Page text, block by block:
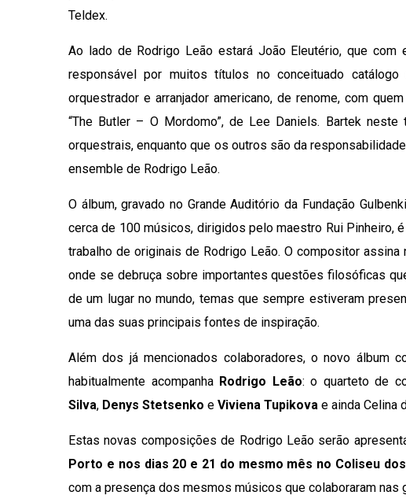
Teldex.
Ao lado de Rodrigo Leão estará João Eleutério, que com
responsável por muitos títulos no conceituado catálogo
orquestrador e arranjador americano, de renome, com quem
“The Butler – O Mordomo”, de Lee Daniels. Bartek
orquestrais, enquanto que os outros são da
ensemble de Rodrigo Leão.
O álbum, gravado no Grande Auditório da Fundação
cerca de 100 músicos, dirigidos pelo maestro Rui Pinheiro,
trabalho de originais de Rodrigo Leão. O compositor
onde se debruça sobre importantes questões filosóficas
de um lugar no mundo, temas que sempre estiveram
uma das suas principais fontes de inspiração.
Além dos já mencionados colaboradores, o novo álbum
habitualmente acompanha Rodrigo Leão: o quarteto de
Silva, Denys Stetsenko e Viviena Tupikova e ainda Celina
Estas novas composições de Rodrigo Leão serão
Porto e nos dias 20 e 21 do mesmo mês no Coliseu
com a presença dos mesmos músicos que colaboraram nas